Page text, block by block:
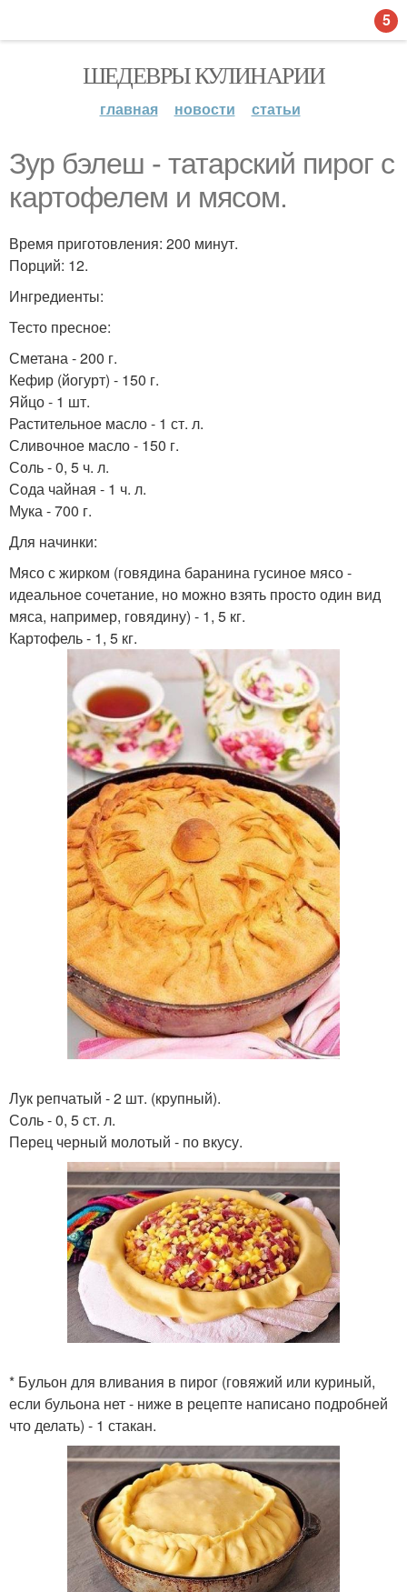
ШЕДЕВРЫ КУЛИНАРИИ
главная новости статьи
Зур бэлеш - татарский пирог с
картофелем и мясом.
Время приготовления: 200 минут.
Порций: 12.
Ингредиенты:
Тесто пресное:
Сметана - 200 г.
Кефир (йогурт) - 150 г.
Яйцо - 1 шт.
Растительное масло - 1 ст. л.
Сливочное масло - 150 г.
Соль - 0, 5 ч. л.
Сода чайная - 1 ч. л.
Мука - 700 г.
Для начинки:
Мясо с жирком (говядина баранина гусиное мясо -
идеальное сочетание, но можно взять просто один вид
мяса, например, говядину) - 1, 5 кг.
Картофель - 1, 5 кг.
Лук репчатый - 2 шт. (крупный).
Соль - 0, 5 ст. л.
Перец черный молотый - по вкусу.
* Бульон для вливания в пирог (говяжий или куриный,
если бульона нет - ниже в рецепте написано подробней
что делать) - 1 стакан.
5